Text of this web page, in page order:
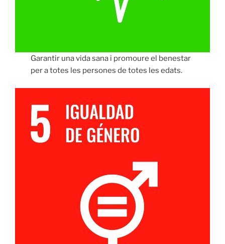
Garantir una vida sana i promoure el benestar
per a totes les persones de totes les edats.